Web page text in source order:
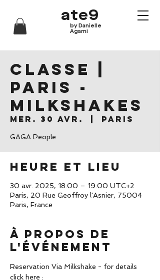
ate9
by Danielle
Agami
CLASSE |
Paris -
Milkshakes
mer. 30 avr. Paris
GAGA People
Heure et lieu
30 avr. 2025, 18:00 – 19:00 UTC+2
Paris, 20 Rue Geoffroy l'Asnier, 75004
Paris, France
À propos de
l'événement
Reservation Via Milkshake - for details
click here :